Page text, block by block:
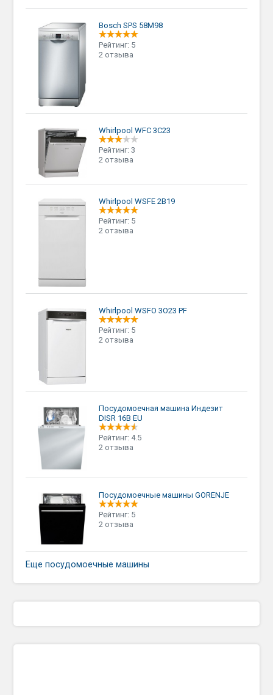
Bosch SPS 58M98
Рейтинг: 5
2 отзыва
Whirlpool WFC 3C23
Рейтинг: 3
2 отзыва
Whirlpool WSFE 2B19
Рейтинг: 5
2 отзыва
Whirlpool WSFO 3O23 PF
Рейтинг: 5
2 отзыва
Посудомоечная машина Индезит
DISR 16B EU
Рейтинг: 4.5
2 отзыва
Посудомоечные машины GORENJE
Рейтинг: 5
2 отзыва
Еще посудомоечные машины